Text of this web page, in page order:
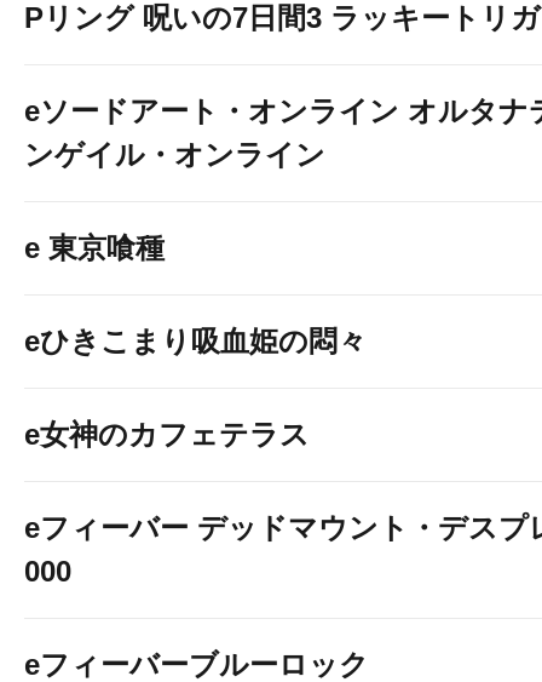
Pリング 呪いの7日間3 ラッキートリ
eソードアート・オンライン オルタナ
ンゲイル・オンライン
e 東京喰種
eひきこまり吸血姫の悶々
e女神のカフェテラス
eフィーバー デッドマウント・デスプ
000
eフィーバーブルーロック